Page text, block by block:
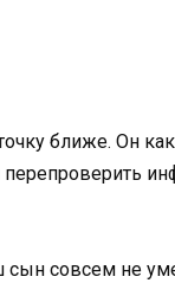
ближе. Он
сын совсем не